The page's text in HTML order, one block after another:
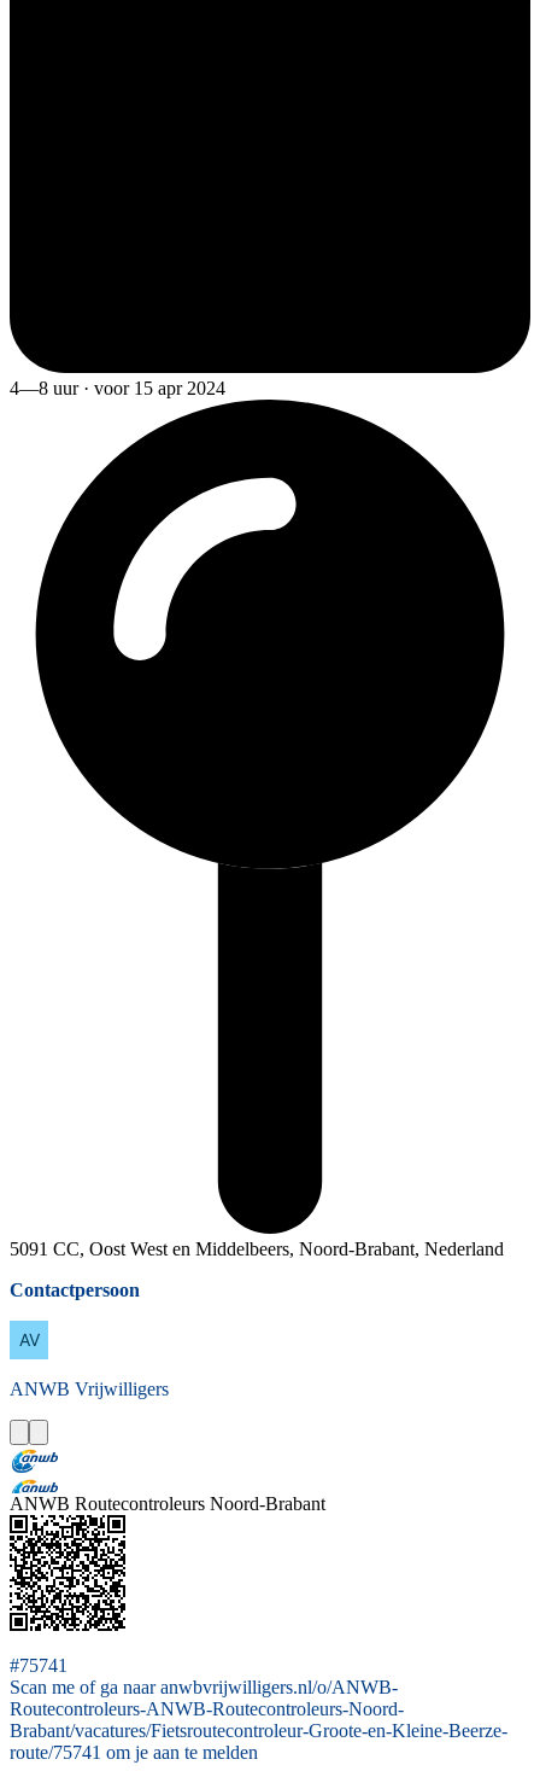
4—8 uur · voor 15 apr 2024
5091 CC, Oost West en Middelbeers, Noord-Brabant, Nederland
Contactpersoon
ANWB Vrijwilligers
ANWB Routecontroleurs Noord-Brabant
#75741
Scan me of ga naar anwbvrijwilligers.nl/o/ANWB-
Routecontroleurs-ANWB-Routecontroleurs-Noord-
Brabant/vacatures/Fietsroutecontroleur-Groote-en-Kleine-Beerze-
route/75741 om je aan te melden